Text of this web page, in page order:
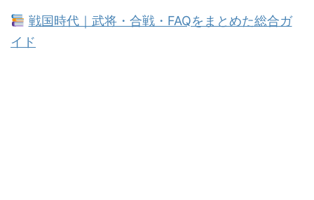
戦国時代｜武将・合戦・FAQをまとめた総合ガ
イド